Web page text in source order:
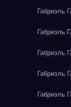
Габриэль
Габриэль
Габриэль
Габриэль
Габриэль